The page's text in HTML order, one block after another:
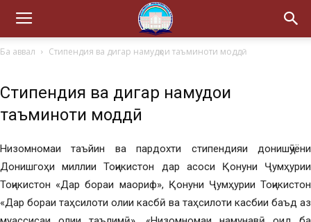
Ба аввал Стипендия ва дигар намудҳои таъминоти моддӣ
Стипендия ва дигар намудҳои
таъминоти моддӣ
Низомномаи таъйин ва пардохти стипендияи донишҷӯёни
Донишгоҳи миллии Тоҷикистон дар асоси Қонуни Ҷумҳурии
Тоҷикистон «Дар бораи маориф», Қонуни Ҷумҳурии Тоҷикистон
«Дар бораи таҳсилоти олии касбӣ ва таҳсилоти касбии баъд аз